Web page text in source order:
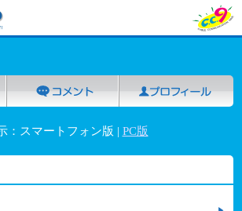
：スマートフォン版 | PC版